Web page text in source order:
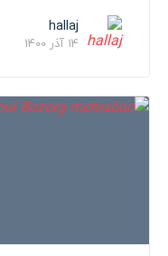
hallaj
14 آذر 1400